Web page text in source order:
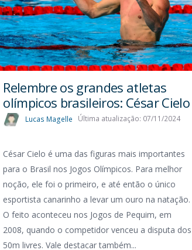
Relembre os grandes atletas
olímpicos brasileiros: César Cielo
Lucas Magelle Última atualização: 07/11/2024
César Cielo é uma das figuras mais importantes
para o Brasil nos Jogos Olímpicos. Para melhor
noção, ele foi o primeiro, e até então o único
esportista canarinho a levar um ouro na natação.
O feito aconteceu nos Jogos de Pequim, em
2008, quando o competidor venceu a disputa dos
50m livres. Vale destacar também...